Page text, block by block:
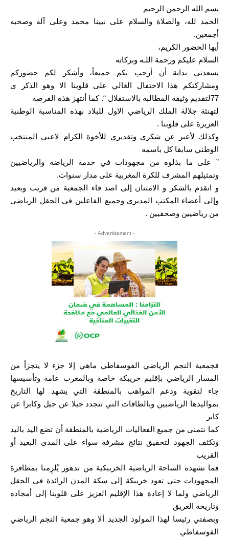
بسم الله الرحمن الرحيم
الحمد لله، والصلاة والسلام على نبينا محمد وعلى آله وصحبه
أجمعين.
أيها الحضور الكريم،
السلام عليكم ورحمة اللـه وبركاته
يسعدني بداية أن أرحب بكم جميعاً، وأشكر لكم حضوركم
ومشاركتكم هذا الاحتفال الغالي على قلوبنا الا وهو الذكر ى
77لتقديم وثيقة المطالبة بالاستقلال “. كما أنتهز هذه الفرصة
لتهنئة جلالة الملك الرياضي الاول للبلاد بهذه المناسبة الوطنية
العزيزة على قلوبنا .
وكذلك لأعبر عن شكري وتقديري للأخوة الكرام لاعبي المنتخب
الوطني سابقا كل باسمه
” على ما بذلوه من مجهودات في خدمة الرياضة والرياضيين
وتمثيلهم المشرف للكرة المغربية على مدار سنوات.
و اتقدم بالشكر و الامتنان إلى اصد قاء الجمعية من قريب وبعيد
وإلى أعضاء المكتب المديري وجميع الفاعلين في الحقل الرياضي
من رياضيين وصحفيين .
- Advertisement -
فجمعية النجم الرياضي الفوسفاطي ماهي إلا جزء لا يتجزأ من
المسار الرياضي بإقليم خريبكة خاصة وبالمغرب عامة وتأسيسها
جاء لتقوية ودعم المواهب بالمنطقة التي يشهد لها التاريخ
بمواليدها الرياضيين وبالطاقات التي تتجدد جيلا عن جيل وكابرا عن
كابر
كما نتمنى من جميع الفعاليات الرياضية بالمنطقة أن تضع اليد باليد
وتكثف الجهود لتحقيق نتائج مشرفة سواء على المدى البعيد أو
القريب
فما تشهده الساحة الرياضية الخريبكية من تدهور يُلزِمنا بمظافرة
المجهودات حتى تعود خريبكة إلى سكة المدن الرائدة في الحقل
الرياضي ولما لا إعادة هذا الإقليم العزيز على قلوبنا إلى أمجاده
وتاريخه العريق
وبصفتي رئيسا لهذا المولود الجديد ألا وهو جمعية النجم الرياضي
الفوسفاطي